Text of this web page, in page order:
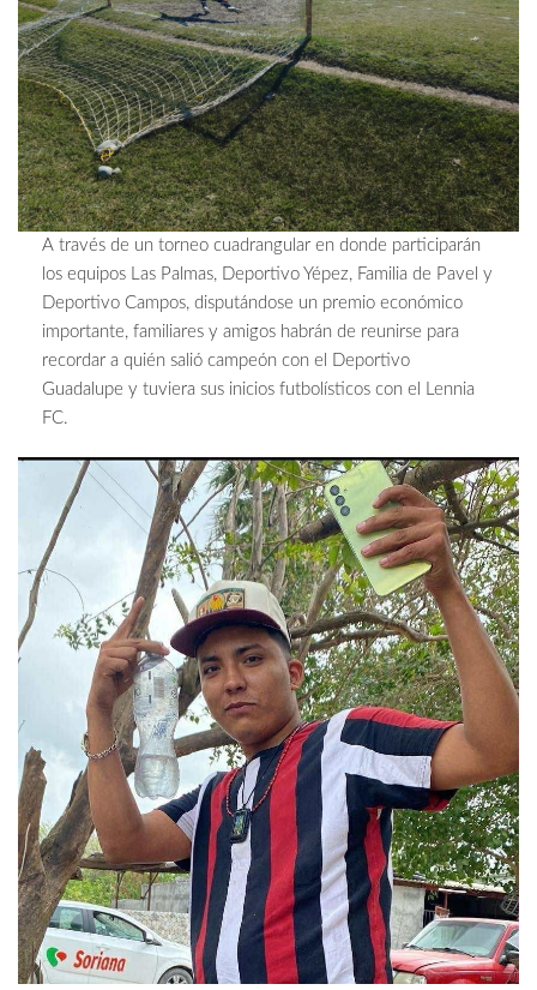
A través de un torneo cuadrangular en donde participarán
los equipos Las Palmas, Deportivo Yépez, Familia de Pavel y
Deportivo Campos, disputándose un premio económico
importante, familiares y amigos habrán de reunirse para
recordar a quién salió campeón con el Deportivo
Guadalupe y tuviera sus inicios futbolísticos con el Lennia
FC.